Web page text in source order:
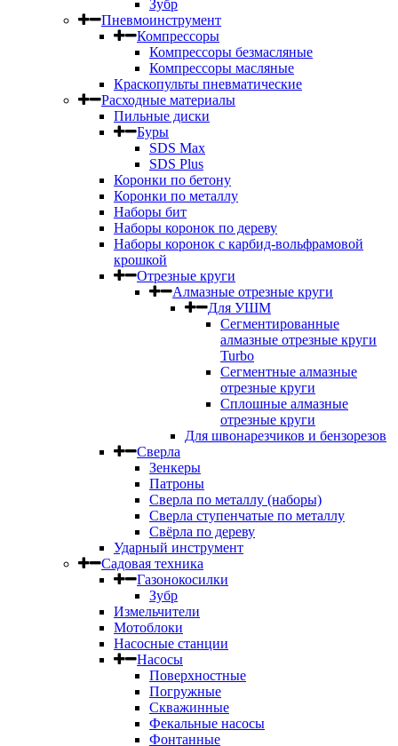
Зубр
Пневмоинструмент
Компрессоры
Компрессоры безмасляные
Компрессоры масляные
Краскопульты пневматические
Расходные материалы
Пильные диски
Буры
SDS Max
SDS Plus
Коронки по бетону
Коронки по металлу
Наборы бит
Наборы коронок по дереву
Наборы коронок с карбид-вольфрамовой
крошкой
Отрезные круги
Алмазные отрезные круги
Для УШМ
Сегментированные
алмазные отрезные круги
Turbo
Сегментные алмазные
отрезные круги
Сплошные алмазные
отрезные круги
Для швонарезчиков и бензорезов
Сверла
Зенкеры
Патроны
Сверла по металлу (наборы)
Сверла ступенчатые по металлу
Свёрла по дереву
Ударный инструмент
Садовая техника
Газонокосилки
Зубр
Измельчители
Мотоблоки
Насосные станции
Насосы
Поверхностные
Погружные
Скважинные
Фекальные насосы
Фонтанные